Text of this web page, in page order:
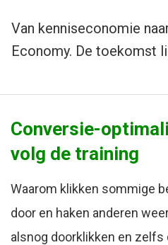
Van kenniseconomie
Economy. De toekomst
Conversie-
volg de training
Waarom klikken sommige
door en haken anderen
alsnog doorklikken en zelfs